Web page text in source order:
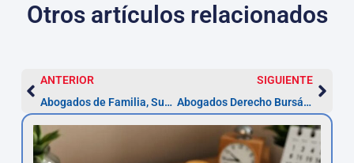
Otros artículos relacionados
ANTERIOR
Abogados de Familia, Sucesiones y Donaciones en Cuenca
SIGUIENTE
Abogados Derecho Bursátil en Cuenca | Asesor.Legal